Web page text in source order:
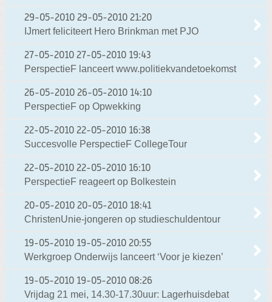
29-05-2010 29-05-2010 21:20
IJmert feliciteert Hero Brinkman met PJO
27-05-2010 27-05-2010 19:43
PerspectieF lanceert www.politiekvandetoekomst
26-05-2010 26-05-2010 14:10
PerspectieF op Opwekking
22-05-2010 22-05-2010 16:38
Succesvolle PerspectieF CollegeTour
22-05-2010 22-05-2010 16:10
PerspectieF reageert op Bolkestein
20-05-2010 20-05-2010 18:41
ChristenUnie-jongeren op studieschuldentour
19-05-2010 19-05-2010 20:55
Werkgroep Onderwijs lanceert ‘Voor je kiezen’
19-05-2010 19-05-2010 08:26
Vrijdag 21 mei, 14.30-17.30uur: Lagerhuisdebat